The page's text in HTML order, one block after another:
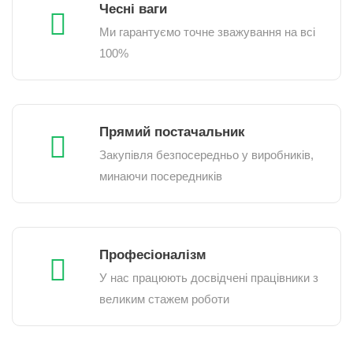
Чесні ваги
Ми гарантуємо точне зважування на всі
100%
Прямий постачальник
Закупівля безпосередньо у виробників,
минаючи посередників
Професіоналізм
У нас працюють досвідчені працівники з
великим стажем роботи